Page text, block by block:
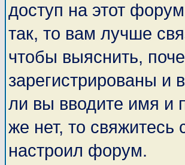
доступ на этот
так, то вам лучше
чтобы выяснить,
зарегистрированы и
ли вы вводите имя и
же нет, то
настроил форум.